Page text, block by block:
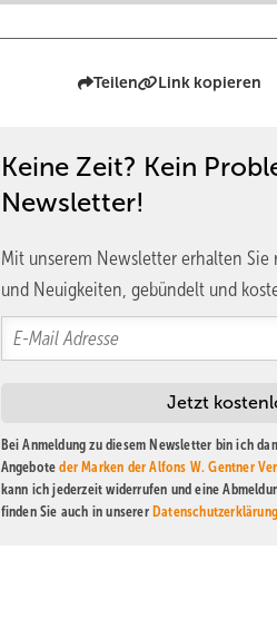
Teilen Link kopieren
Keine Zeit? Kein
Newsletter!
Mit unserem Newsletter erhalten
und Neuigkeiten, gebündelt und
Bei Anmeldung zu diesem Newsletter bin ich
Angeboteder Marken der Alfons W. Gentner
kann ich jederzeit widerrufen und eine
finden Sie auch in unserer Datenschutzerklärung